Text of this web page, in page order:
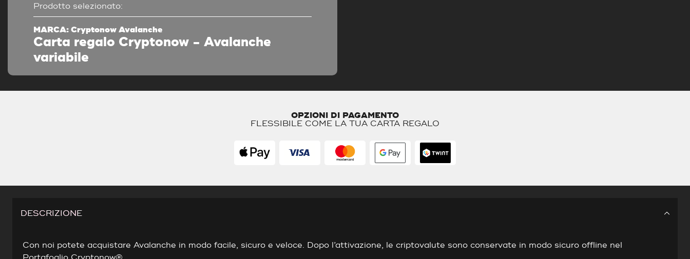
Prodotto selezionato:
MARCA: Cryptonow Avalanche
Carta regalo Cryptonow - Avalanche
variabile
OPZIONI DI PAGAMENTO
FLESSIBILE COME LA TUA CARTA REGALO
DESCRIZIONE
Con noi potete acquistare Avalanche in modo facile, sicuro e veloce. Dopo l’attivazione, le criptovalute sono conservate in modo sicuro offline nel